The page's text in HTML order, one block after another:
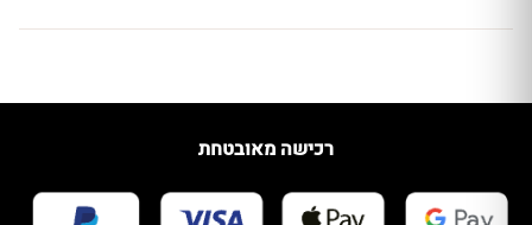
רכישה מאובטחת